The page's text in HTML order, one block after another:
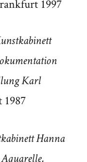
1997
Karl
Hanna